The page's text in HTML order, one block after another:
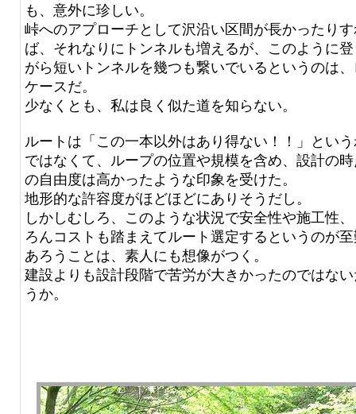
も、意外に珍しい。
峠へのアプローチとして沢沿い区間が長かったり
ば、それなりにトンネルも増えるが、このように
がら短いトンネルを幾つも繋いでいるというのは
ケースだ。
少なくとも、私は良く似た道を知らない。
ルートは「この一本以外はあり得ない！！」とい
ではなくて、ループの位置や規模を含め、設計の
の自由度は高かったような印象を受けた。
地形的な許容度がほどほどにありそうだし。
しかしむしろ、このような状況で安全性や施工性
ろんコストも踏まえてルート選定するというのが
あろうことは、素人にも想像がつく。
建設よりも設計段階で苦労が大きかったのではな
うか。